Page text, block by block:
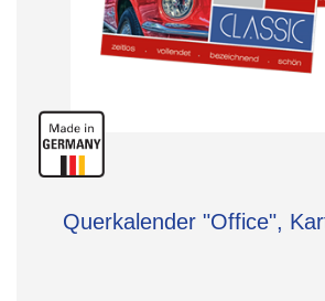
Querkalender "Office",